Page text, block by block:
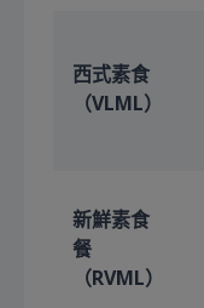
西式素食
（VLML）
新鮮素食
餐
（RVML）